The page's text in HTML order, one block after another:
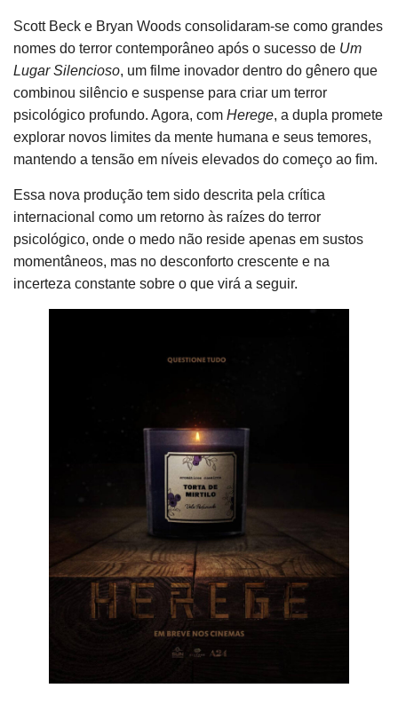
Scott Beck e Bryan Woods consolidaram-se como grandes
nomes do terror contemporâneo após o sucesso de Um
Lugar Silencioso, um filme inovador dentro do gênero que
combinou silêncio e suspense para criar um terror
psicológico profundo. Agora, com Herege, a dupla promete
explorar novos limites da mente humana e seus temores,
mantendo a tensão em níveis elevados do começo ao fim.
Essa nova produção tem sido descrita pela crítica
internacional como um retorno às raízes do terror
psicológico, onde o medo não reside apenas em sustos
momentâneos, mas no desconforto crescente e na
incerteza constante sobre o que virá a seguir.